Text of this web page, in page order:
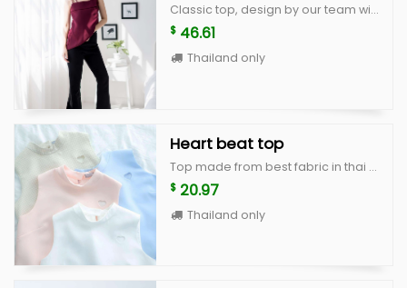
Classic top, design by our team with fashionable look made from quality fabric with good cutting Size S : bust 32” lenght 16” to 20” Size M : bust 34” lenght 16” to 20”
$ 46.61
Thailand only
Heart beat top
Top made from best fabric in thai with high quality cutting, this is signature of my brand color : white, peach, blue, beige scott (limited) size : beast 36" lenght 18"
$ 20.97
Thailand only